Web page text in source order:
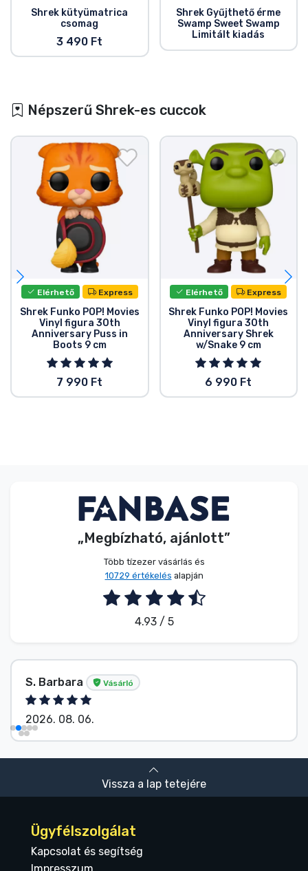
Shrek kütyümatrica
csomag
3 490 Ft
Shrek Gyűjthető érme
Swamp Sweet Swamp
Limitált kiadás
Népszerű Shrek-es cuccok
Elérhető Express
Shrek Funko POP! Movies
Vinyl figura 30th
Anniversary Puss in
Boots 9 cm
7 990 Ft
Elérhető Express
Shrek Funko POP! Movies
Vinyl figura 30th
Anniversary Shrek
w/Snake 9 cm
6 990 Ft
„Megbízható, ajánlott”
Több tízezer vásárlás és
10729 értékelés alapján
4.93 / 5
S. Barbara Vásárló
2026. 08. 06.
Vissza a lap tetejére
Ügyfélszolgálat
Kapcsolat és segítség